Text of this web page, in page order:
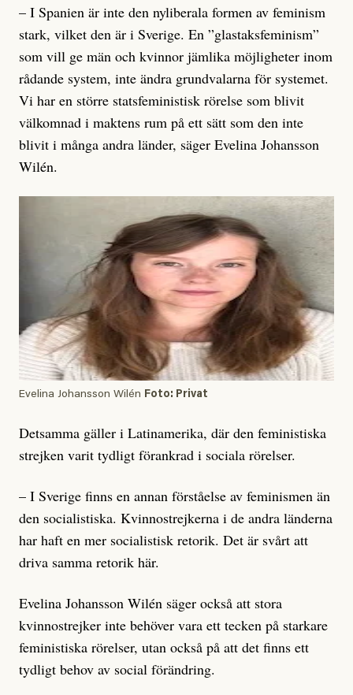
– I Spanien är inte den nyliberala formen av feminism
stark, vilket den är i Sverige. En ”glastaksfeminism”
som vill ge män och kvinnor jämlika möjligheter inom
rådande system, inte ändra grundvalarna för systemet.
Vi har en större statsfeministisk rörelse som blivit
välkomnad i maktens rum på ett sätt som den inte
blivit i många andra länder, säger Evelina Johansson
Wilén.
Evelina Johansson Wilén Foto: Privat
Detsamma gäller i Latinamerika, där den feministiska
strejken varit tydligt förankrad i sociala rörelser.
– I Sverige finns en annan förståelse av feminismen än
den socialistiska. Kvinnostrejkerna i de andra länderna
har haft en mer socialistisk retorik. Det är svårt att
driva samma retorik här.
Evelina Johansson Wilén säger också att stora
kvinnostrejker inte behöver vara ett tecken på starkare
feministiska rörelser, utan också på att det finns ett
tydligt behov av social förändring.